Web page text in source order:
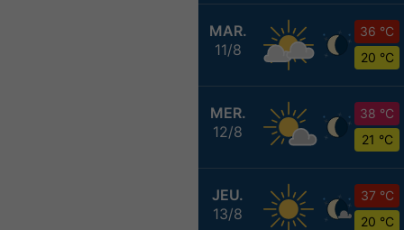
MAR.
11/8
36 °C
20 °C
MER.
12/8
38 °C
21 °C
JEU.
13/8
37 °C
20 °C